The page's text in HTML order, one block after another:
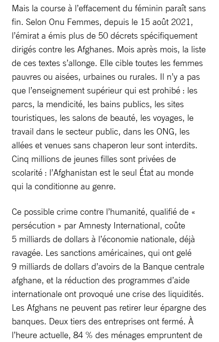
Mais la course à l’effacement du féminin paraît sans
fin. Selon Onu Femmes, depuis le 15 août 2021,
l’émirat a émis plus de 50 décrets spécifiquement
dirigés contre les Afghanes. Mois après mois, la liste
de ces textes s’allonge. Elle cible toutes les femmes
pauvres ou aisées, urbaines ou rurales. Il n’y a pas
que l’enseignement supérieur qui est prohibé : les
parcs, la mendicité, les bains publics, les sites
touristiques, les salons de beauté, les voyages, le
travail dans le secteur public, dans les ONG, les
allées et venues sans chaperon leur sont interdits.
Cinq millions de jeunes filles sont privées de
scolarité : l’Afghanistan est le seul État au monde
qui la conditionne au genre.
Ce possible crime contre l’humanité, qualifié de «
persécution » par Amnesty International, coûte
5 milliards de dollars à l’économie nationale, déjà
ravagée. Les sanctions américaines, qui ont gelé
9 milliards de dollars d’avoirs de la Banque centrale
afghane, et la réduction des programmes d’aide
internationale ont provoqué une crise des liquidités.
Les Afghans ne peuvent pas retirer leur épargne des
banques. Deux tiers des entreprises ont fermé. À
l’heure actuelle, 84 % des ménages empruntent de